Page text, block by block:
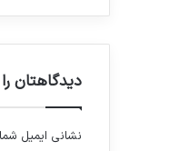
ا
ل
ت
دیدگاهتان
نشانی ایمیل